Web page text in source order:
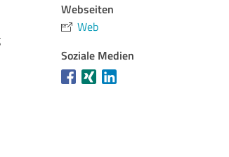
Webseiten
Web
Soziale Medien